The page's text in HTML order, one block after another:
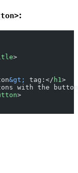
:
>
&gt; tag:</ h1 >
with the
>